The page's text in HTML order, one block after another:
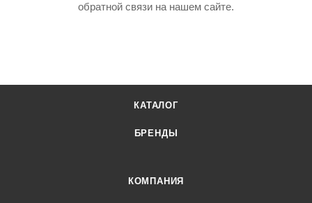
обратной связи на нашем сайте.
КАТАЛОГ
БРЕНДЫ
КОМПАНИЯ